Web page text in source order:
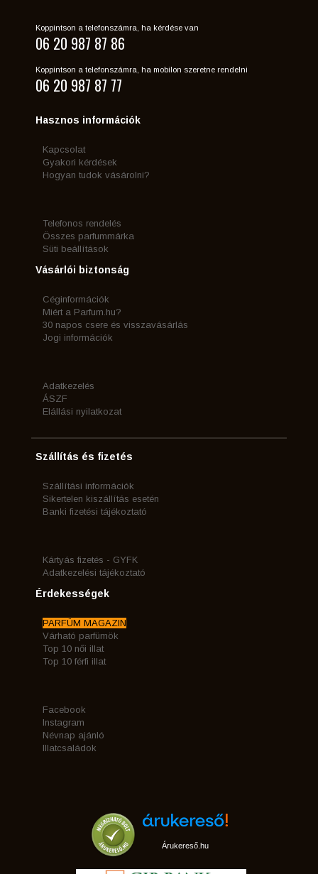
Koppintson a telefonszámra, ha kérdése van
06 20 987 87 86
Koppintson a telefonszámra, ha mobilon szeretne rendelni
06 20 987 87 77
Hasznos információk
Kapcsolat
Gyakori kérdések
Hogyan tudok vásárolni?
Telefonos rendelés
Összes parfummárka
Süti beállítások
Vásárlói biztonság
Céginformációk
Miért a Parfum.hu?
30 napos csere és visszavásárlás
Jogi információk
Adatkezelés
ÁSZF
Elállási nyilatkozat
Szállítás és fizetés
Szállítási információk
Sikertelen kiszállítás esetén
Banki fizetési tájékoztató
Kártyás fizetés - GYFK
Adatkezelési tájékoztató
Érdekességek
PARFÜM MAGAZIN
Várható parfümök
Top 10 női illat
Top 10 férfi illat
Facebook
Instagram
Névnap ajánló
Illatcsaládok
Árukereső.hu